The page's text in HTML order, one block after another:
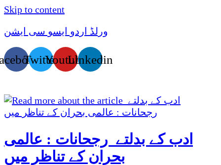
Skip to content
ورلڈ اردو ایسو سی ایشن
TwitterYoutubeLinkedin
ادب کے بدلتے رجحانات : عالمی
بحران کے تناظر میں